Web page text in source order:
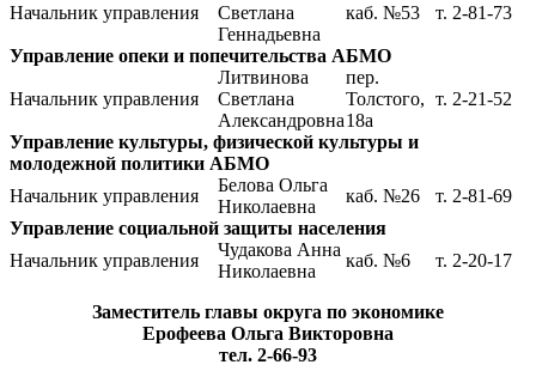
Начальник управления
Светлана
Геннадьевна
каб. №53 т. 2-81-73
Управление опеки и попечительства АБМО
Начальник управления
Литвинова
Светлана
Александровна
пер.
Толстого,
18а
т. 2-21-52
Управление культуры, физической культуры и
молодежной политики АБМО
Начальник управления
Белова Ольга
Николаевна
каб. №26
т. 2-81-69
Управление социальной защиты населения
Начальник управления
Чудакова Анна
Николаевна
каб. №6 т. 2-20-17
Заместитель главы округа по экономике
Ерофеева Ольга Викторовна
тел. 2-66-93